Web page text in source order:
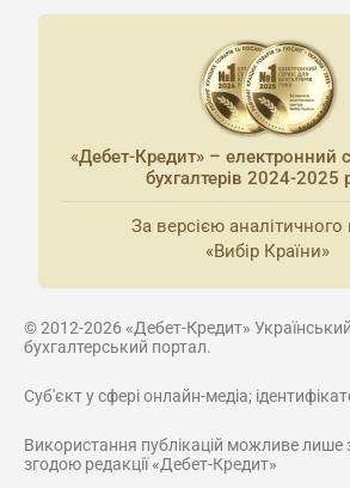
«Дебет-Кредит» – електронний
бухгалтерів 2024-2025
За версією аналітичного
«Вибір Країни»
© 2012-2026 «Дебет-Кредит»
бухгалтерський портал.
Суб'єкт у сфері онлайн-медіа;
Використання публікацій можливе
згодою редакції «Дебет-Кредит»